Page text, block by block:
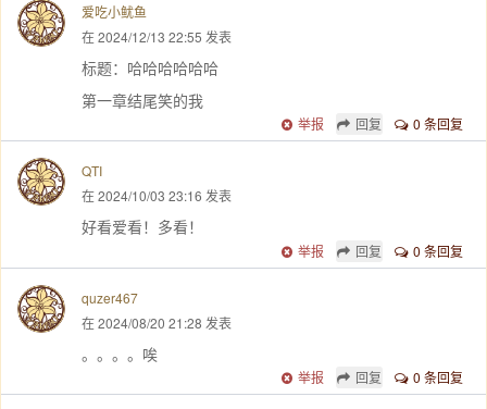
爱吃小鱿鱼
在 2024/12/13 22:55 发表
标题：哈哈哈哈哈哈
第一章结尾笑的我
0 条回复
回复
举报
QTI
在 2024/10/03 23:16 发表
好看爱看！多看！
0 条回复
回复
举报
quzer467
在 2024/08/20 21:28 发表
。。。。唉
0 条回复
回复
举报